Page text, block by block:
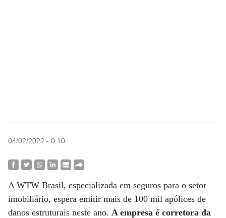
04/02/2022 - 0:10
A WTW Brasil, especializada em seguros para o setor
imobiliário, espera emitir mais de 100 mil apólices de
danos estruturais neste ano. A empresa é corretora da